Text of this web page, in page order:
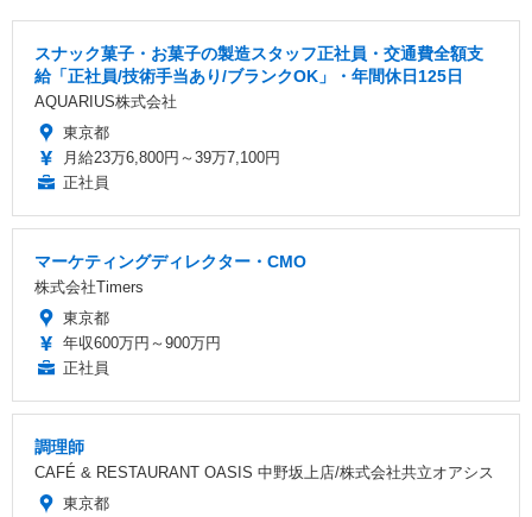
スナック菓子・お菓子の製造スタッフ正社員・交通費全額支
給「正社員/技術手当あり/ブランクOK」・年間休日125日
AQUARIUS株式会社
東京都
月給23万6,800円～39万7,100円
正社員
マーケティングディレクター・CMO
株式会社Timers
東京都
年収600万円～900万円
正社員
調理師
CAFÉ & RESTAURANT OASIS 中野坂上店/株式会社共立オアシス
東京都